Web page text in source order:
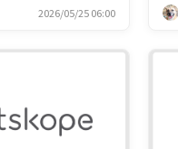
2026/05/25 06:00